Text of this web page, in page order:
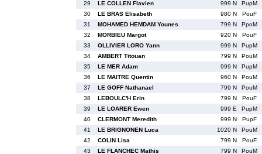
29
LE COLLEN Flavien 999 N
PupM
30
LE BRAS Elisabeth 980 N
PouF
31
MOHAMED HEMDAM Younes 799 N
PpoM
32
MORBIEU Margot 920 N
PouF
33
OLLIVIER LORO Yann 999 N
PupM
34
AMBERT Titouan 799 N
PouM
35
LE MER Adam 999 N
PupM
36
LE MAITRE Quentin 960 N
PouM
37
LE GOFF Nathanael 799 N
PouM
38
LEBOULC'H Erin 799 N
PouF
39
LE LOARER Ewen 999 E
PupM
40
CLERMONT Meredith 999 N
PupF
41
LE BRIGNONEN Luca 1020 N
PouM
42
COLIN Lisa 799 N
PouF
43
LE FLANCHEC Mathis 799 N
PouM